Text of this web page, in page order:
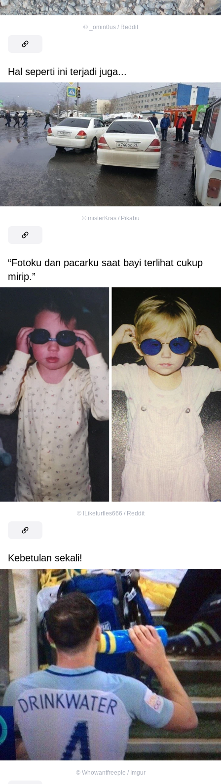
© _omin0us / Reddit
Hal seperti ini terjadi juga...
© misterKras / Pikabu
“Fotoku dan pacarku saat bayi terlihat cukup
mirip.”
© ILiketurtles666 / Reddit
Kebetulan sekali!
© Whowantfreepie / Imgur